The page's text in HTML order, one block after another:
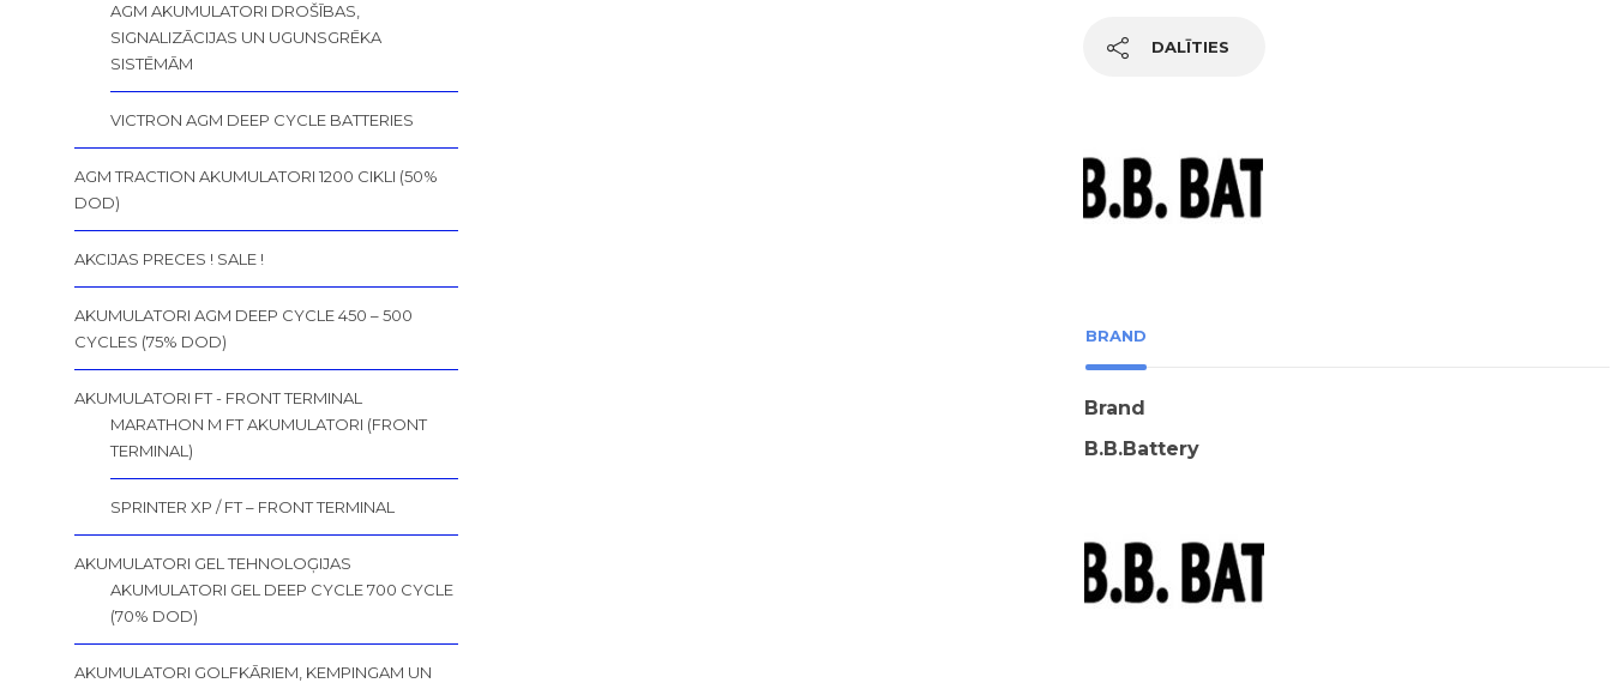
DALĪTIES
BRAND
Brand
B.B.Battery
AGM AKUMULATORI DROŠĪBAS,
SIGNALIZĀCIJAS UN UGUNSGRĒKA
SISTĒMĀM
VICTRON AGM DEEP CYCLE BATTERIES
AGM TRACTION AKUMULATORI 1200 CIKLI (50%
DOD)
AKCIJAS PRECES ! SALE !
AKUMULATORI AGM DEEP CYCLE 450 – 500
CYCLES (75% DOD)
AKUMULATORI FT - FRONT TERMINAL
MARATHON M FT AKUMULATORI (FRONT
TERMINAL)
SPRINTER XP / FT – FRONT TERMINAL
AKUMULATORI GEL TEHNOLOĢIJAS
AKUMULATORI GEL DEEP CYCLE 700 CYCLE
(70% DOD)
AKUMULATORI GOLFKĀRIEM, KEMPINGAM UN